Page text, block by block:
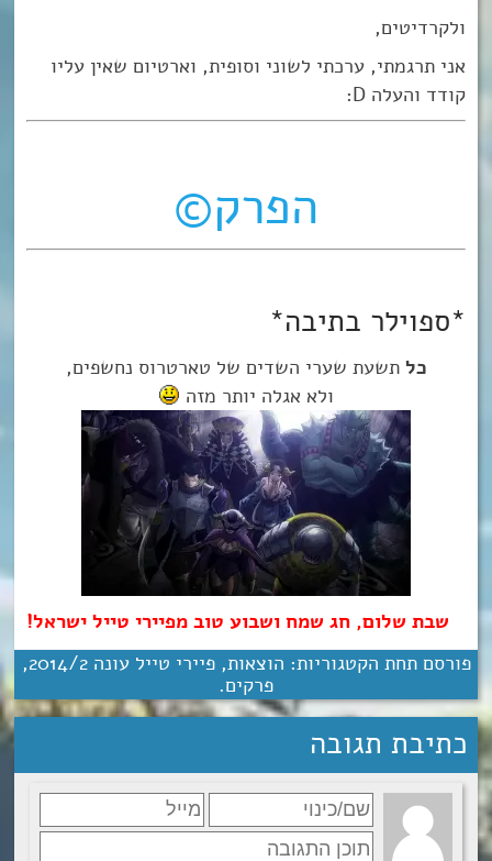
ולקרדיטים,
אני תרגמתי, ערכתי לשוני וסופית, וארטיום שאין עליו
קודד והעלה D:
הפרק©
*ספוילר בתיבה*
כל תשעת שערי השדים של טארטרוס נחשפים,
ולא אגלה יותר מזה
שבת שלום, חג שמח ושבוע טוב מפיירי טייל ישראל!
פורסם תחת הקטגוריות: הוצאות,פיירי טייל עונה 2‏/‎2014
,
פרקים.
כתיבת תגובה